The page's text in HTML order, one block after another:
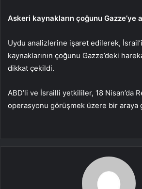
Askeri kaynakların çoğunu Gazze’ye
Uydu analizlerine işaret edilerek,
kaynaklarının çoğunu Gazze’deki
dikkat çekildi.
ABD’li ve İsrailli yetkililer, 18 Nisan’da
operasyonu görüşmek üzere bir araya